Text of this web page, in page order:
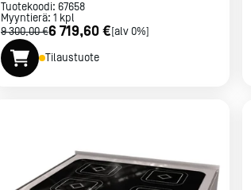
Tuotekoodi: 67658
Myyntierä: 1 kpl
9 300,00 €6 719,60 €[alv 0%]
Tilaustuote